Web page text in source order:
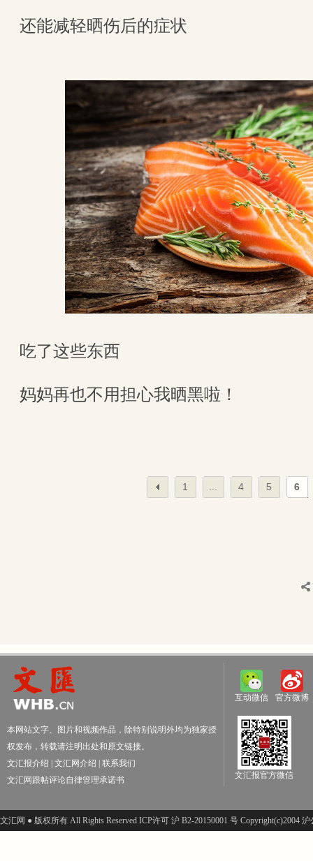
还能减轻晒伤后的症状
吃了这些东西
妈妈再也不用担心我晒黑啦！
1 4 5 6
本网站文字、图片和视频作品，除特别说明外均为独家授
权发布，转载请注明出处和原文链接。
文汇报介绍
文汇网介绍
联系我们
文汇网跟帖评论自律管理承诺书
互动微信 官方微博
文汇报官方微信
文汇网 ● 版权所有 All Rights Reserved ICP许可 沪 B2-20150001 号 Copyright(c)2004